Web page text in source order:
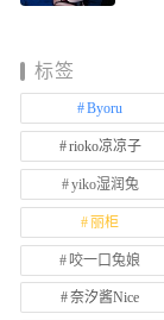
标签
Byoru
rioko凉凉子
yiko湿润兔
丽柜
咬一口兔娘
奈汐酱Nice